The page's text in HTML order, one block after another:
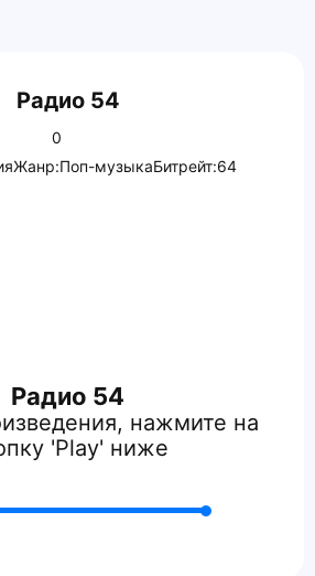
Радио 54
0
Жанр:Поп-музыкаБитрейт:64
Радио 54
нажмите на
'Play' ниже